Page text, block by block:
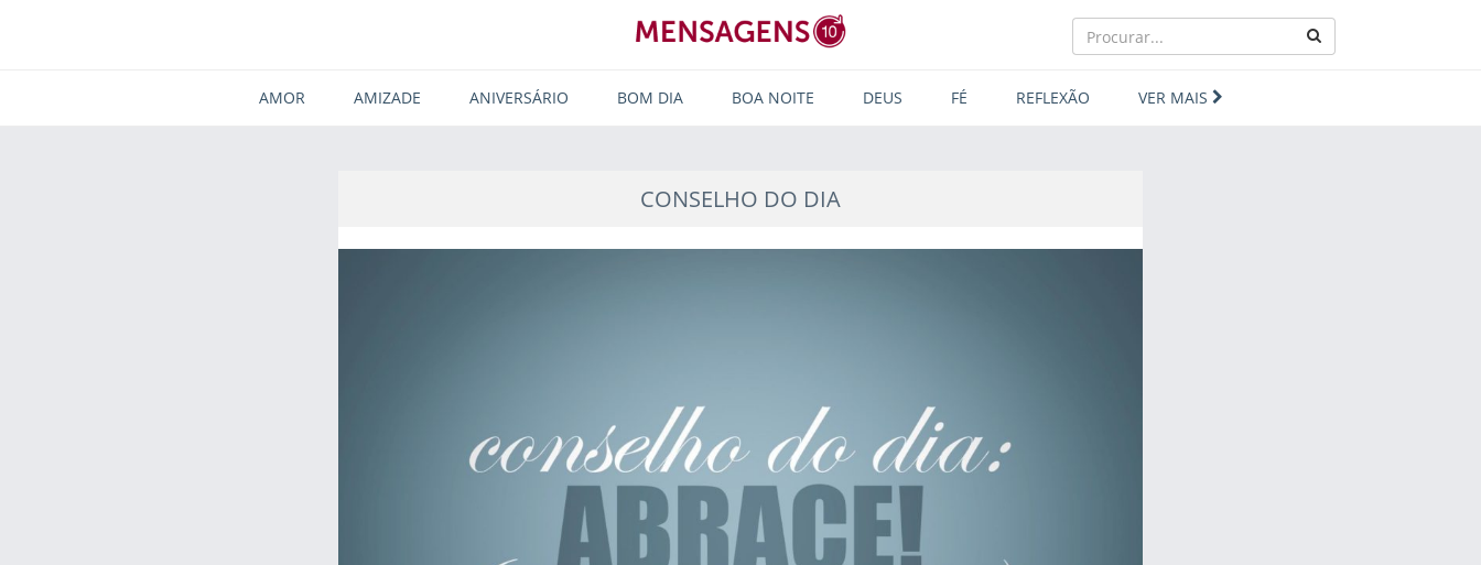
AMOR AMIZADE ANIVERSÁRIO BOM DIA BOA NOITE DEUS FÉ REFLEXÃO VER MAIS
CONSELHO DO DIA